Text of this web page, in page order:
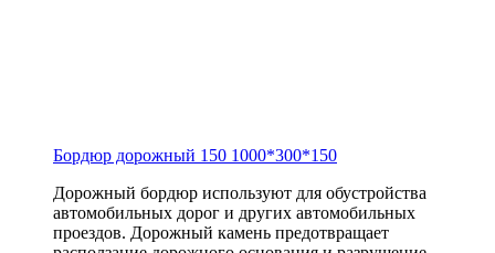
Бордюр дорожный 150 1000*300*150
Дорожный бордюр используют для обустройства
автомобильных дорог и других автомобильных
проездов. Дорожный камень предотвращает